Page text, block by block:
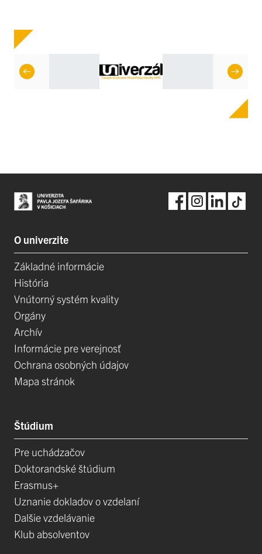
O univerzite
Základné informácie
História
Vnútorný systém kvality
Orgány
Archív
Informácie pre verejnosť
Ochrana osobných údajov
Mapa stránok
Štúdium
Pre uchádzačov
Doktorandské štúdium
Erasmus+
Uznanie dokladov o vzdelaní
Dalšie vzdelávanie
Klub absolventov